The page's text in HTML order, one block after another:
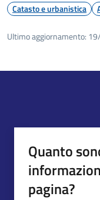
Catasto e urbanistica
Ultimo aggiornamento:
Quanto
pagina?